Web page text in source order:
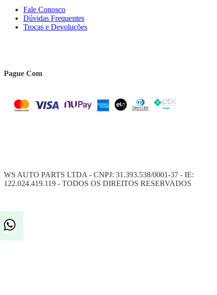
Fale Conosco
Dúvidas Frequentes
Trocas e Devoluções
Pague Com
WS AUTO PARTS LTDA - CNPJ: 31.393.538/0001-37 - IE:
122.024.419.119 - TODOS OS DIREITOS RESERVADOS